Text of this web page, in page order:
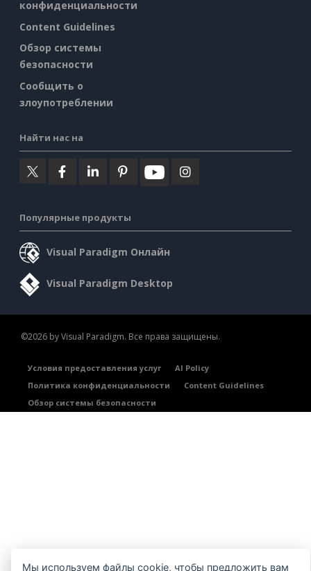
конфиденциальности
Content Guidelines
Обзор системы
безопасности
Сообщить о
злоупотреблении
Найти нас на
Популярные продукты
Visual Paradigm Онлайн
Visual Paradigm Desktop
©2026 by Visual Paradigm. Все права защищены.
Условия предоставления услуг
AI Policy
Политика конфиденциальности
Content Guidelines
Обзор системы безопасности
Мы используем файлы cookie, чтобы предложить вам